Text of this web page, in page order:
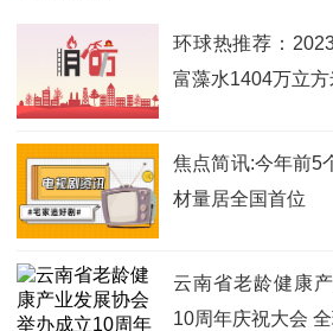
环球热推荐：
富藻水1404万立方
焦点简讯:今年前5
材量居全国首位
云南省老龄健康
10周年庆祝大会